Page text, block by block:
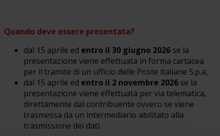
Quando deve essere presentata?
dal 15 aprile ed entro il 30 giugno 2026 se la
presentazione viene effettuata in forma cartacea
per il tramite di un ufficio delle Poste italiane S.p.a.;
dal 15 aprile ed entro il 2 novembre 2026 se la
presentazione viene effettuata per via telematica,
direttamente dal contribuente ovvero se viene
trasmessa da un intermediario abilitato alla
trasmissione dei dati.